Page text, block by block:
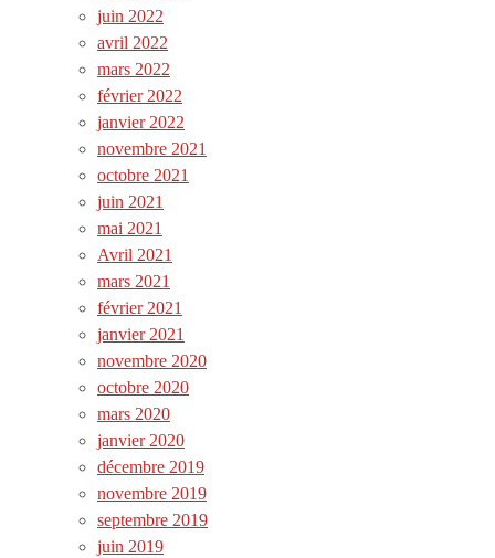
juin 2022
avril 2022
mars 2022
février 2022
janvier 2022
novembre 2021
octobre 2021
juin 2021
mai 2021
Avril 2021
mars 2021
février 2021
janvier 2021
novembre 2020
octobre 2020
mars 2020
janvier 2020
décembre 2019
novembre 2019
septembre 2019
juin 2019